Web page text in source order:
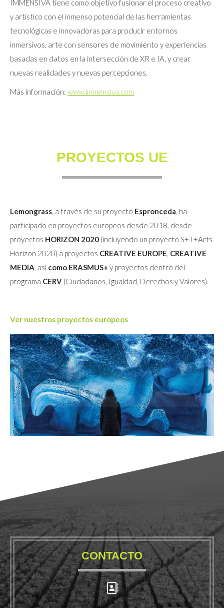
IMMENSIVA tiene como objetivo fusionar el proceso creativo
y artístico con el inmenso potencial de las herramientas
tecnológicas e innovadoras para producir entornos
inmersivos, arte con sensores de movimiento y experiencias
basadas en datos en la intersección de XR e IA, y crear
nuevas realidades y nuevas percepciones.
Más información: www.immensiva.com
PROYECTOS UE
Lemongrass, a través de su proyecto Espronceda, ha
participado en proyectos europeos desde 2018, desde
proyectos HORIZON 2020 (incluyendo un proyecto S+T+Arts
Horizon 2020) a proyectos CREATIVE EUROPE, CREATIVE
MEDIA, así como ERASMUS+ y proyectos dentro del
programa CERV (Ciudadanos, Igualdad, Derechos y Valores).
Ver nuestros proyectos europeos
CONTACTO